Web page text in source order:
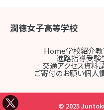
潤徳女子高等学校
Home学校紹介
進路指導受験
交通アクセス資料
ご寄付のお願い個人
© 2025